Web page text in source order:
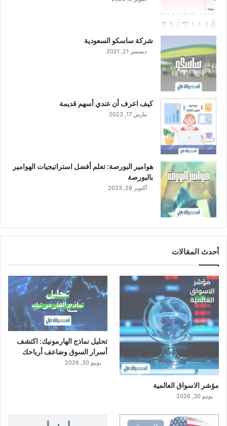
شركة ساسكو السعودية
ديسمبر 21, 2021
كيف اعرف أن عندي أسهم قديمة
مارس 17, 2023
هوامير البورصة: تعلم أفضل استراتيجيات الهوامير
بالبورصة
أكتوبر 28, 2023
أحدث المقالات
مؤشر الاسواق العالمية
يونيو 30, 2026
تحليل نماذج الهارمونيك: اكتشف
أسرار السوق وضاعف أرباحك
يونيو 30, 2026